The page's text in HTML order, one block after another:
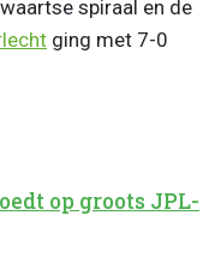
spiraal en de
ging met 7-0
op groots JPL-